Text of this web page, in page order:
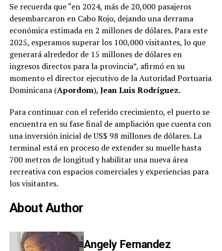
Se recuerda que “en 2024, más de 20,000 pasajeros
desembarcaron en Cabo Rojo, dejando una derrama
económica estimada en 2 millones de dólares. Para este
2025, esperamos superar los 100,000 visitantes, lo que
generará alrededor de 15 millones de dólares en
ingresos directos para la provincia”, afirmó en su
momento el director ejecutivo de la Autoridad Portuaria
Dominicana (Apordom), Jean Luis Rodríguez.
Para continuar con el referido crecimiento, el puerto se
encuentra en su fase final de ampliación que cuenta con
una inversión inicial de US$ 98 millones de dólares. La
terminal está en proceso de extender su muelle hasta
700 metros de longitud y habilitar una nueva área
recreativa con espacios comerciales y experiencias para
los visitantes.
About Author
Angely Fernandez